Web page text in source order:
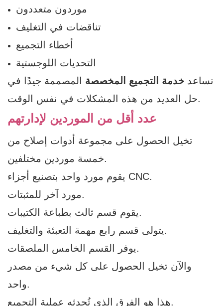
موردون متعددون
تناقضات في التغليف
أخطاء التجميع
التحديات اللوجستية
تساعد خدمة التجميع المخصصة المصممة جيدًا في
حل العديد من هذه المشكلات في نفس الوقت.
عدد أقل من الموردين لإدارتهم
تخيل الحصول على مجموعة أدوات إصلاح من
خمسة موردين مختلفين.
يقوم مورد واحد بتصنيع أجزاء CNC.
مورد آخر للمثبتات.
يقوم قسم ثالث بطباعة الكتيبات.
يتولى قسم رابع مهمة التعبئة والتغليف.
يوفر القسم الخامس الملصقات.
والآن تخيل الحصول على كل شيء من مصدر
واحد.
هذا هو الفرق الذي تُحدثه عملية التجميع.